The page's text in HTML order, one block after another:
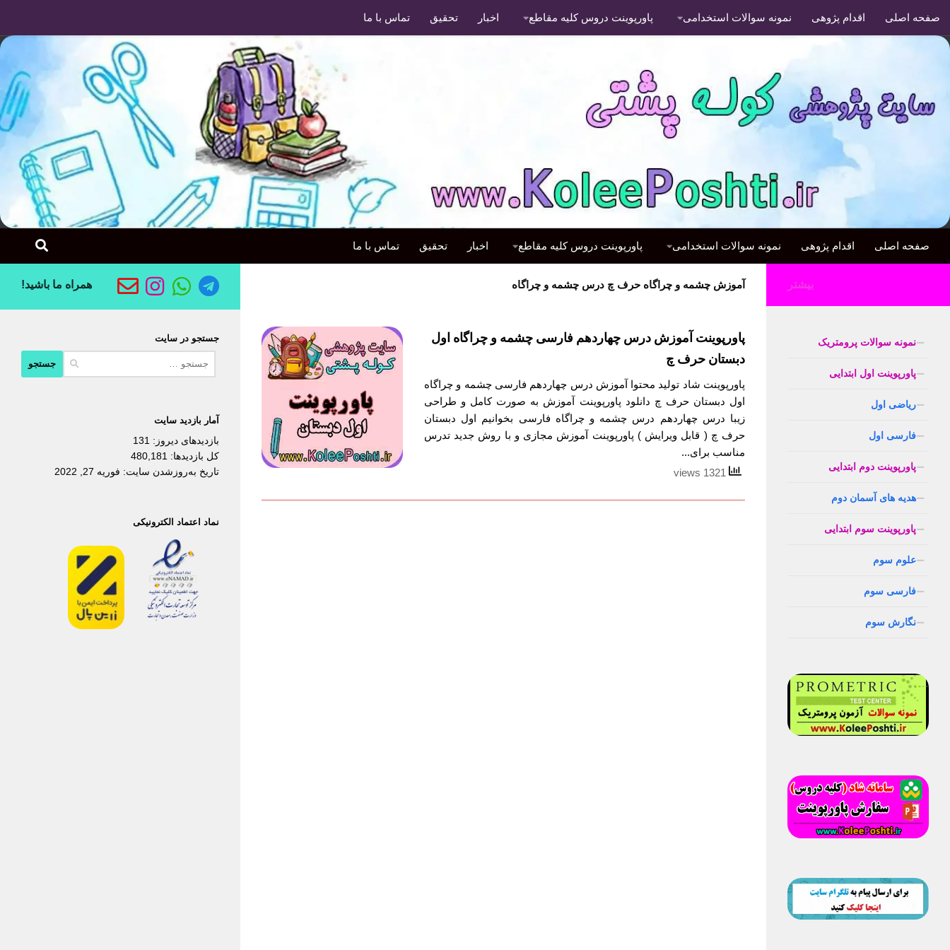
صفحه اصلی اقدام پژوهی نمونه سوالات استخدامی پاورپوینت دروس کلیه مقاطع اخبار تحقیق تماس با ما
صفحه اصلی اقدام پژوهی نمونه سوالات استخدامی پاورپوینت دروس کلیه مقاطع اخبار تحقیق تماس با ما
آموزش چشمه و چراگاه حرف چ درس چشمه و چراگاه
پاورپوینت آموزش درس چهاردهم فارسی چشمه و چراگاه اول
دبستان حرف چ
پاورپوینت شاد تولید محتوا آموزش درس چهاردهم فارسی چشمه و چراگاه
اول دبستان حرف چ دانلود پاورپوینت آموزش به صورت کامل و طراحی
زیبا درس چهاردهم درس چشمه و چراگاه فارسی بخوانیم اول دبستان
حرف چ ( قابل ویرایش ) پاورپوینت آموزش مجازی و با روش جدید تدرس
مناسب برای...
همراه ما باشید!
جستجو در سایت
آمار بازدید سایت
بازدیدهای دیروز: 131
کل بازدیدها: 480,181
تاریخ به‌روزشدن سایت: فوریه 27, 2022
نماد اعتماد الکترونیکی
بیشتر
نمونه سوالات پرومتریک
پاورپوینت اول ابتدایی
ریاضی اول
فارسی اول
پاورپوینت دوم ابتدایی
هدیه های آسمان دوم
پاورپوینت سوم ابتدایی
علوم سوم
فارسی سوم
نگارش سوم